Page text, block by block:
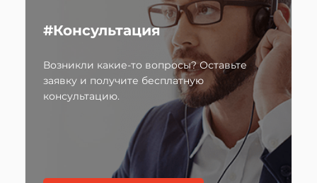
#Консультация
Возникли какие-то вопросы? Оставьте
заявку и получите бесплатную
консультацию.